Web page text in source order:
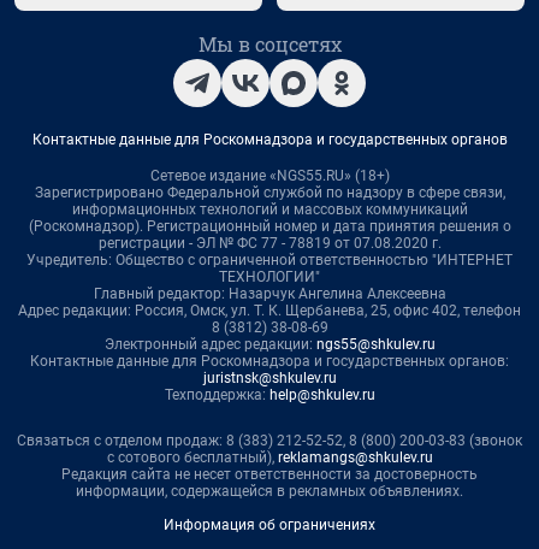
Мы в соцсетях
Контактные данные для Роскомнадзора и государственных органов
Сетевое издание «NGS55.RU» (18+)
Зарегистрировано Федеральной службой по надзору в сфере связи,
информационных технологий и массовых коммуникаций
(Роскомнадзор). Регистрационный номер и дата принятия решения о
регистрации - ЭЛ № ФС 77 - 78819 от 07.08.2020 г.
Учредитель: Общество с ограниченной ответственностью "ИНТЕРНЕТ
ТЕХНОЛОГИИ"
Главный редактор: Назарчук Ангелина Алексеевна
Адрес редакции: Россия, Омск, ул. Т. К. Щербанева, 25, офис 402, телефон
8 (3812) 38-08-69
Электронный адрес редакции: ngs55@shkulev.ru
Контактные данные для Роскомнадзора и государственных органов:
juristnsk@shkulev.ru
Техподдержка: help@shkulev.ru
Связаться с отделом продаж: 8 (383) 212-52-52, 8 (800) 200-03-83 (звонок
с сотового бесплатный), reklamangs@shkulev.ru
Редакция сайта не несет ответственности за достоверность
информации, содержащейся в рекламных объявлениях.
Информация об ограничениях